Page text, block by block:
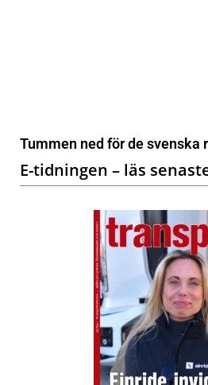
Tummen ned för de svenska
E-tidningen – läs